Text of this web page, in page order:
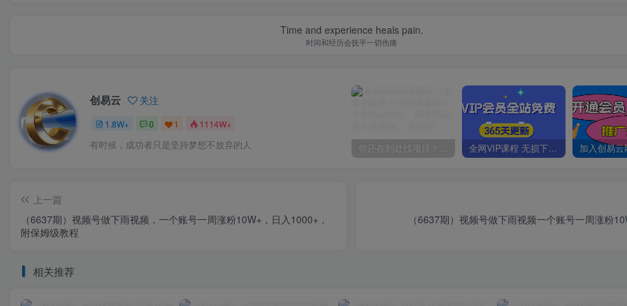
Time and experience heals pain.
时间和经历会抚平一切伤痛
创易云 关注
1.8W+ 0 1 1114W+
有时候，成功者只是坚持梦想不放弃的人 你还在到处找项目？还在当韭菜？我靠卖项目一个月收入5万+，曾经我也是个失败者。 全网VIP课程 无损下载~
上一篇
（6637期）视频号做下雨视频，一个账号一周涨粉10W+，日入1000+，
附保姆级教程
（6637期）视频号做下雨视频一个账号一周涨粉
相关推荐